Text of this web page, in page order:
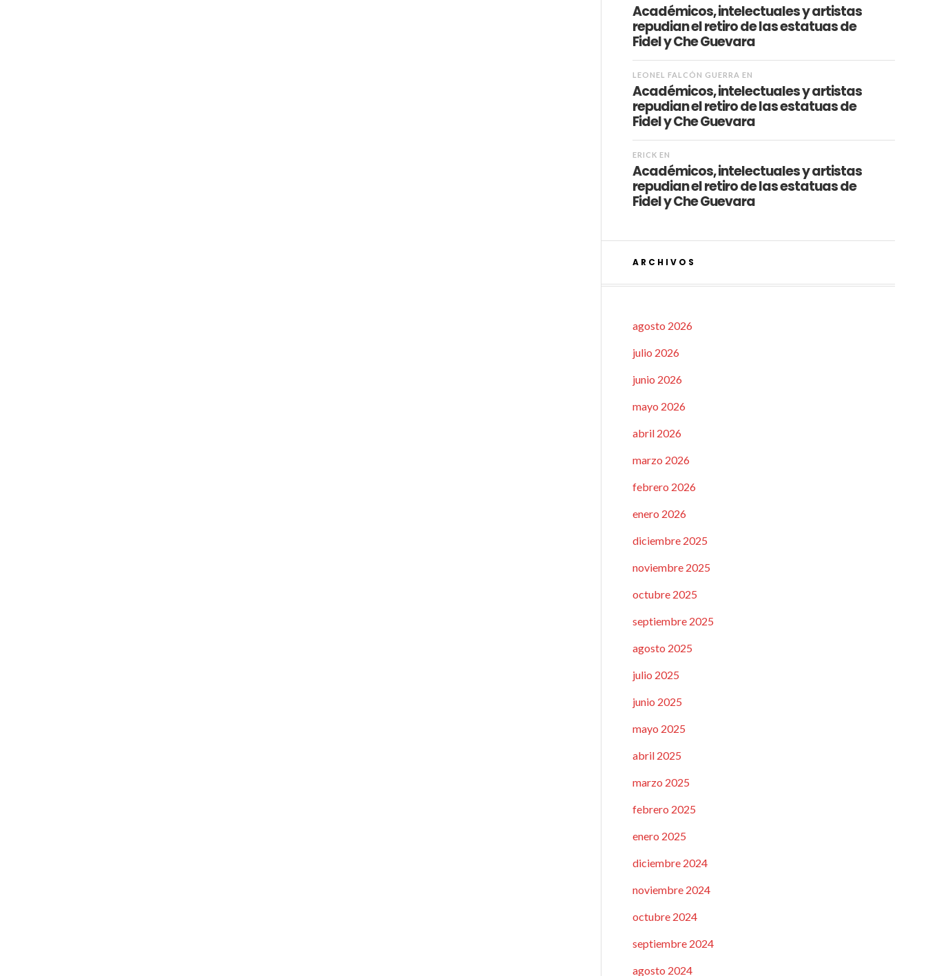
Académicos, intelectuales y artistas
repudian el retiro de las estatuas de
Fidel y Che Guevara
LEONEL FALCÓN GUERRA EN
Académicos, intelectuales y artistas
repudian el retiro de las estatuas de
Fidel y Che Guevara
ERICK EN
Académicos, intelectuales y artistas
repudian el retiro de las estatuas de
Fidel y Che Guevara
ARCHIVOS
agosto 2026
julio 2026
junio 2026
mayo 2026
abril 2026
marzo 2026
febrero 2026
enero 2026
diciembre 2025
noviembre 2025
octubre 2025
septiembre 2025
agosto 2025
julio 2025
junio 2025
mayo 2025
abril 2025
marzo 2025
febrero 2025
enero 2025
diciembre 2024
noviembre 2024
octubre 2024
septiembre 2024
agosto 2024